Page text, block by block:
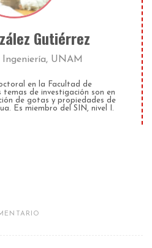
Gutiérrez
Ingeniería, UNAM
en la Facultad de
temas de investigación son en
de gotas y propiedades de
Es miembro del SIN, nivel I.